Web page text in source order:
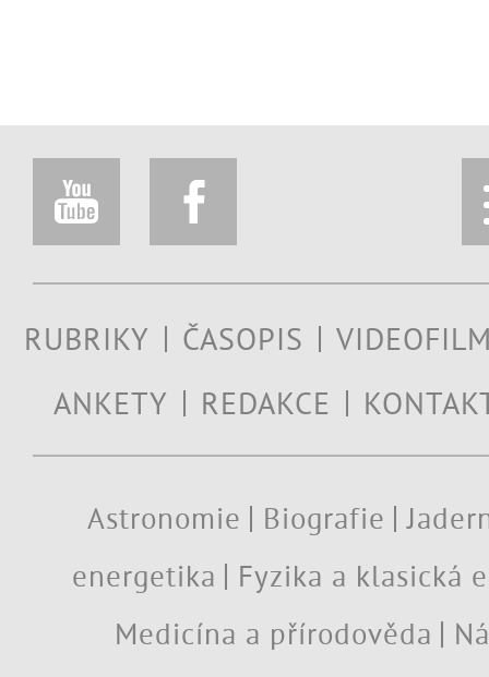
RUBRIKY ČASOPIS
ANKETY
REDAKCE
Astronomie Biografie
energetika
Fyzika a klasická
Medicína a přírodověda